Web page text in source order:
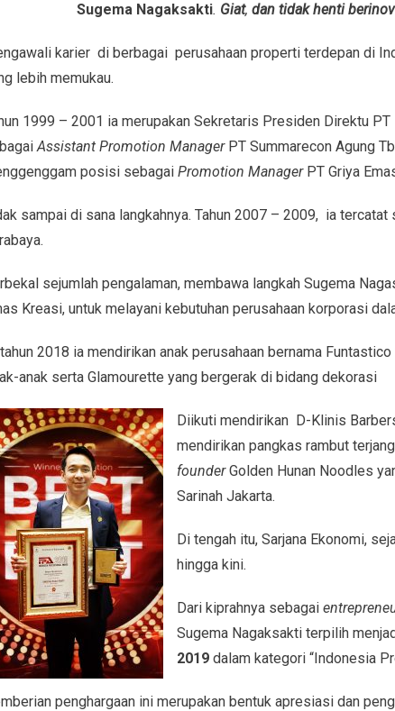
Sugema Nagaksakti. Giat, dan tidak henti
karier di berbagai perusahaan properti terdepan di
lebih memukau.
1999 – 2001 ia merupakan Sekretaris Presiden Direktu
Assistant Promotion ManagerPT Summarecon Agung
posisi sebagai Promotion ManagerPT Griya
sampai di sana langkahnya. Tahun 2007 – 2009, ia tercatat
sejumlah pengalaman, membawa langkah Sugema
Kreasi, untuk melayani kebutuhan perusahaan korporasi
2018 ia mendirikan anak perusahaan bernama
anak serta Glamourette yang bergerak di bidang dekorasi
Diikuti mendirikan D-Klinis
mendirikan pangkas rambut
founderGolden Hunan Noodles
Sarinah Jakarta.
Di tengah itu, Sarjana Ekonomi,
hingga kini.
Dari kiprahnya sebagai
Sugema Nagaksakti terpilih
2019dalam kategori “Indonesia
penghargaan ini merupakan bentuk apresiasi dan